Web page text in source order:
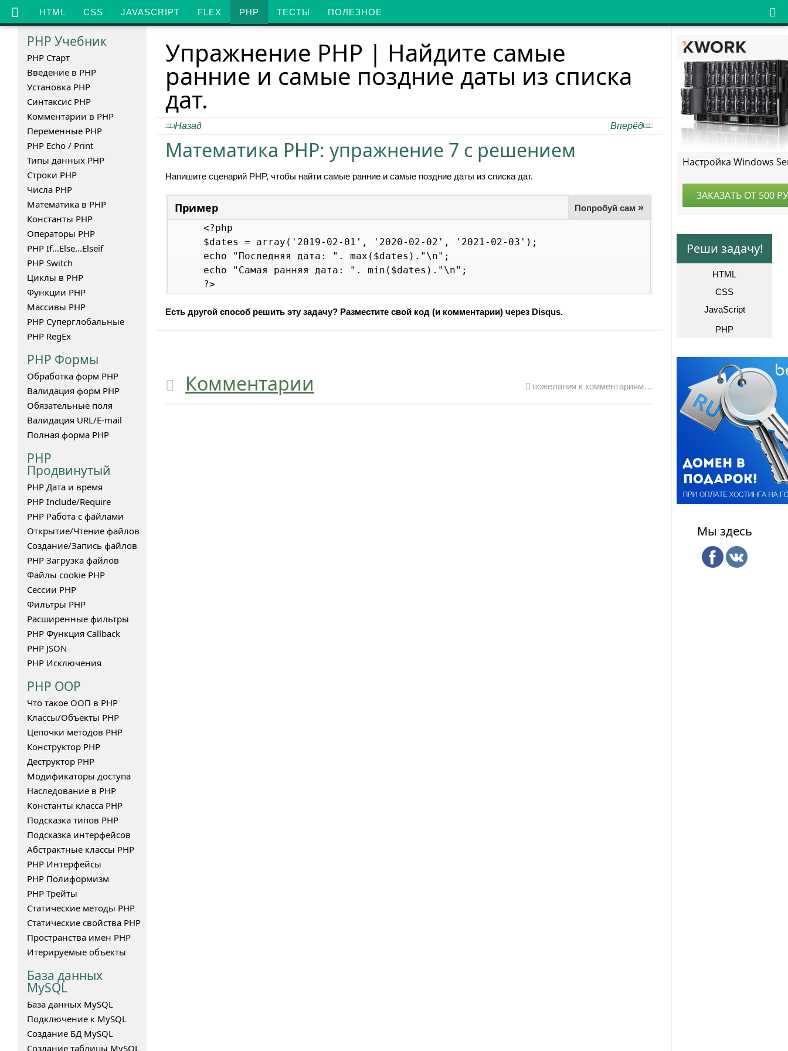
HTML CSS JAVASCRIPT FLEX PHP ТЕСТЫ ПОЛЕЗНОЕ 
PHP Учебник
PHP Старт
Введение в PHP
Установка PHP
Синтаксис PHP
Комментарии в PHP
Переменные PHP
PHP Echo / Print
Типы данных PHP
Строки PHP
Числа PHP
Математика в PHP
Константы PHP
Операторы PHP
PHP If...Else...Elseif
PHP Switch
Циклы в PHP
Функции PHP
Массивы PHP
PHP Суперглобальные
PHP RegEx
PHP Формы
Обработка форм PHP
Валидация форм PHP
Обязательные поля
Валидация URL/E-mail
Полная форма PHP
PHP
Продвинутый
PHP Дата и время
PHP Include/Require
PHP Работа с файлами
Открытие/Чтение файлов
Создание/Запись файлов
PHP Загрузка файлов
Файлы cookie PHP
Сессии PHP
Фильтры PHP
Расширенные фильтры
PHP Функция Callback
PHP JSON
PHP Исключения
PHP OOP
Что такое ООП в PHP
Классы/Объекты PHP
Цепочки методов PHP
Конструктор PHP
Деструктор PHP
Модификаторы доступа
Наследование в PHP
Константы класса PHP
Подсказка типов PHP
Подсказка интерфейсов
Абстрактные классы PHP
PHP Интерфейсы
PHP Полиформизм
PHP Трейты
Статические методы PHP
Статические свойства PHP
Пространства имен PHP
Итерируемые объекты
База данных
MySQL
База данных MySQL
Подключение к MySQL
Создание БД MySQL
Создание таблицы MySQL
Упражнение PHP | Найдите самые
ранние и самые поздние даты из списка
дат.
Назад Вперёд
Математика PHP: упражнение 7 с решением
Напишите сценарий PHP, чтобы найти самые ранние и самые поздние даты из списка дат.
Пример Попробуй сам »
<?php
$dates = array('2019-02-01', '2020-02-02', '2021-02-03');
echo "Последняя дата: ". max($dates)."\n";
echo "Самая ранняя дата: ". min($dates)."\n";
?>
Есть другой способ решить эту задачу? Разместите свой код (и комментарии) через Disqus.
Комментарии пожелания к комментариям…
Реши задачу!
HTML
CSS
JavaScript
PHP
Мы здесь